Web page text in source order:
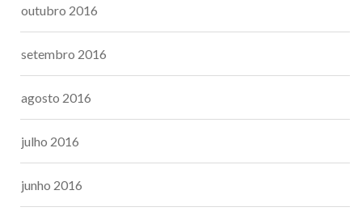
outubro 2016
setembro 2016
agosto 2016
julho 2016
junho 2016